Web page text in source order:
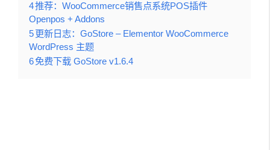
4推荐：WooCommerce销售点系统POS插件
Openpos + Addons
5更新日志：GoStore – Elementor WooCommerce
WordPress 主题
6免费下载 GoStore v1.6.4